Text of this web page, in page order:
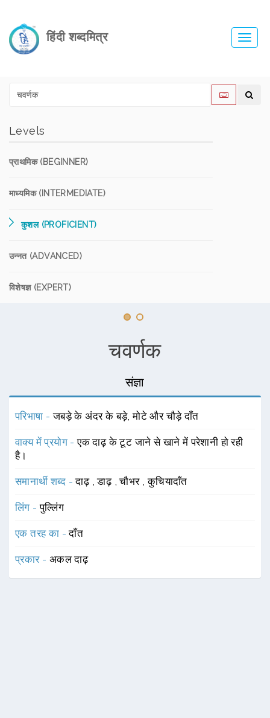
हिंदी शब्दमित्र
Levels
प्राथमिक (BEGINNER)
माध्यमिक (INTERMEDIATE)
कुशल (PROFICIENT)
उन्नत (ADVANCED)
विशेषज्ञ (EXPERT)
चवर्णक
संज्ञा
परिभाषा -जबड़े के अंदर के बड़े, मोटे और चौड़े दाँत
वाक्य में प्रयोग -एक दाढ़ के टूट जाने से खाने में परेशानी हो रही
है।
समानार्थी शब्द -दाढ़ ,डाढ़ ,चौभर ,कुचियादाँत
लिंग -पुल्लिंग
एक तरह का -दाँत
प्रकार - अकल दाढ़